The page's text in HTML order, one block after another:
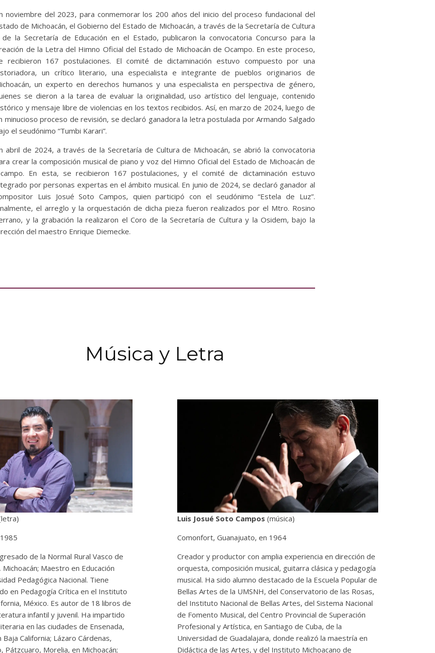
noviembre del 2023, para conmemorar los 200 años del inicio del proceso fundacional del
de Michoacán, el Gobierno del Estado de Michoacán, a través de la Secretaría de Cultura
la Secretaría de Educación en el Estado, publicaron la convocatoria Concurso para la
de la Letra del Himno Oficial del Estado de Michoacán de Ocampo. En este proceso,
recibieron 167 postulaciones. El comité de dictaminación estuvo compuesto por una
un crítico literario, una especialista e integrante de pueblos originarios de
un experto en derechos humanos y una especialista en perspectiva de género,
se dieron a la tarea de evaluar la originalidad, uso artístico del lenguaje, contenido
y mensaje libre de violencias en los textos recibidos. Así, en marzo de 2024, luego de
minucioso proceso de revisión, se declaró ganadora la letra postulada por Armando Salgado
el seudónimo “Tumbi Karari”.
abril de 2024, a través de la Secretaría de Cultura de Michoacán, se abrió la convocatoria
crear la composición musical de piano y voz del Himno Oficial del Estado de Michoacán de
En esta, se recibieron 167 postulaciones, y el comité de dictaminación estuvo
por personas expertas en el ámbito musical. En junio de 2024, se declaró ganador al
Luis Josué Soto Campos, quien participó con el seudónimo “Estela de Luz”.
el arreglo y la orquestación de dicha pieza fueron realizados por el Mtro. Rosino
y la grabación la realizaron el Coro de la Secretaría de Cultura y la Osidem, bajo la
del maestro Enrique Diemecke.
Música y Letra
de la Normal Rural Vasco de
Maestro en Educación
Pedagógica Nacional. Tiene
en Pedagogía Crítica en el Instituto
México. Es autor de 18 libros de
infantil y juvenil. Ha impartido
en las ciudades de Ensenada,
California; Lázaro Cárdenas,
Pátzcuaro, Morelia, en Michoacán;
Luis Josué Soto Campos (música)
Comonfort, Guanajuato, en 1964
Creador y productor con amplia experiencia en dirección de
orquesta, composición musical, guitarra clásica y pedagogía
musical. Ha sido alumno destacado de la Escuela Popular de
Bellas Artes de la UMSNH, del Conservatorio de las Rosas,
del Instituto Nacional de Bellas Artes, del Sistema Nacional
de Fomento Musical, del Centro Provincial de Superación
Profesional y Artística, en Santiago de Cuba, de la
Universidad de Guadalajara, donde realizó la maestría en
Didáctica de las Artes, y del Instituto Michoacano de